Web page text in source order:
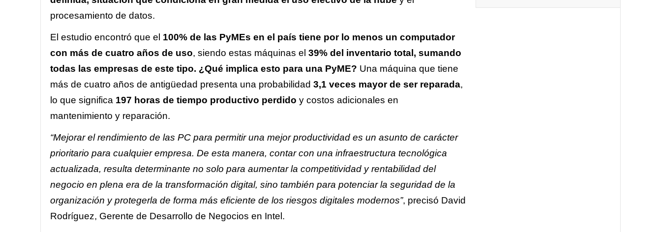
procesamiento de datos.
El estudio encontró que el 100% de las PyMEs en el país tiene por lo menos un computador
con más de cuatro años de uso, siendo estas máquinas el 39% del inventario total, sumando
todas las empresas de este tipo. ¿Qué implica esto para una PyME? Una máquina que tiene
más de cuatro años de antigüedad presenta una probabilidad 3,1 veces mayor de ser reparada,
lo que significa 197 horas de tiempo productivo perdido y costos adicionales en
mantenimiento y reparación.
“Mejorar el rendimiento de las PC para permitir una mejor productividad es un asunto de carácter
prioritario para cualquier empresa. De esta manera, contar con una infraestructura tecnológica
actualizada, resulta determinante no solo para aumentar la competitividad y rentabilidad del
negocio en plena era de la transformación digital, sino también para potenciar la seguridad de la
organización y protegerla de forma más eficiente de los riesgos digitales modernos”, precisó David
Rodríguez, Gerente de Desarrollo de Negocios en Intel.